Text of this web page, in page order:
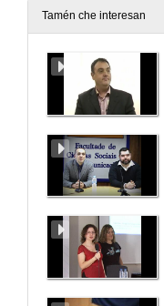
Tamén che interesan